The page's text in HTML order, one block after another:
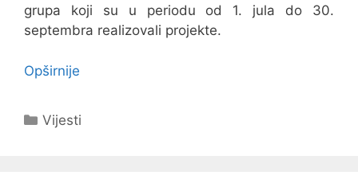
grupa koji su u periodu od 1. jula do 30.
septembra realizovali projekte.
Opširnije
Kategorije
Vijesti